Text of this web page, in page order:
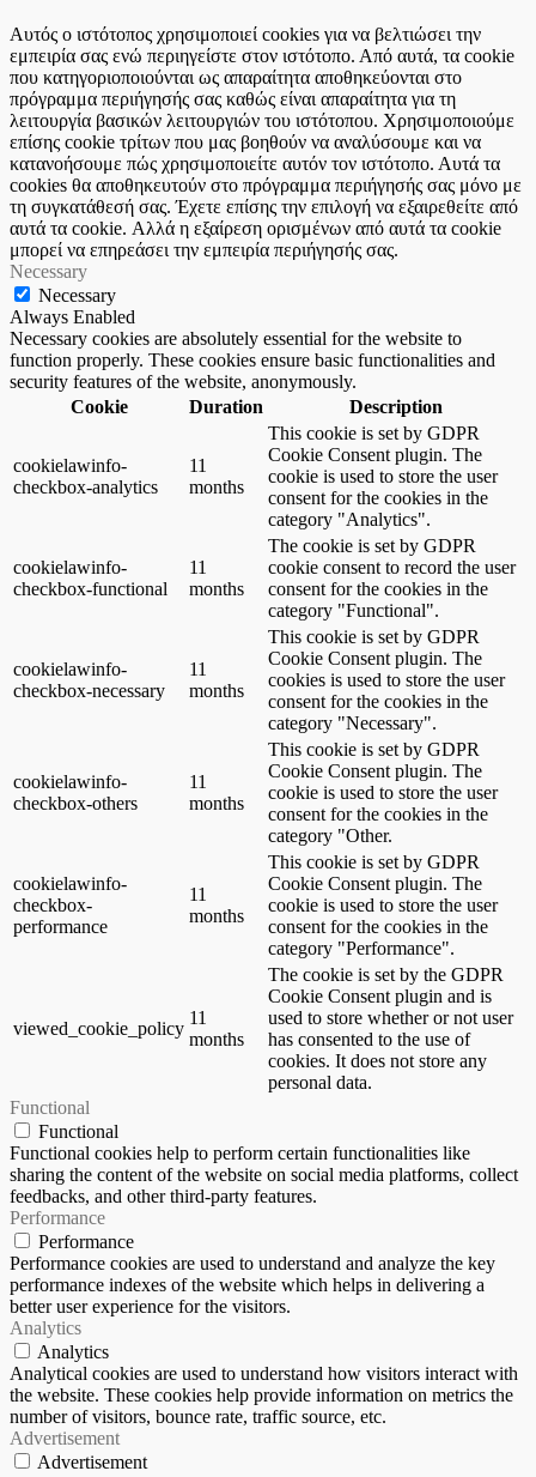
Αυτός ο ιστότοπος χρησιμοποιεί cookies για να βελτιώσει την
εμπειρία σας ενώ περιηγείστε στον ιστότοπο. Από αυτά, τα cookie
που κατηγοριοποιούνται ως απαραίτητα αποθηκεύονται στο
πρόγραμμα περιήγησής σας καθώς είναι απαραίτητα για τη
λειτουργία βασικών λειτουργιών του ιστότοπου. Χρησιμοποιούμε
επίσης cookie τρίτων που μας βοηθούν να αναλύσουμε και να
κατανοήσουμε πώς χρησιμοποιείτε αυτόν τον ιστότοπο. Αυτά τα
cookies θα αποθηκευτούν στο πρόγραμμα περιήγησής σας μόνο με
τη συγκατάθεσή σας. Έχετε επίσης την επιλογή να εξαιρεθείτε από
αυτά τα cookie. Αλλά η εξαίρεση ορισμένων από αυτά τα cookie
μπορεί να επηρεάσει την εμπειρία περιήγησής σας.
Necessary
Necessary
Always Enabled
Necessary cookies are absolutely essential for the website to
function properly. These cookies ensure basic functionalities and
security features of the website, anonymously.
Cookie
Duration Description
cookielawinfo-
checkbox-analytics
11
months
This cookie is set by GDPR
Cookie Consent plugin. The
cookie is used to store the user
consent for the cookies in the
category "Analytics".
cookielawinfo-
checkbox-functional
11
months
The cookie is set by GDPR
cookie consent to record the user
consent for the cookies in the
category "Functional".
cookielawinfo-
checkbox-necessary
11
months
This cookie is set by GDPR
Cookie Consent plugin. The
cookies is used to store the user
consent for the cookies in the
category "Necessary".
cookielawinfo-
checkbox-others
11
months
This cookie is set by GDPR
Cookie Consent plugin. The
cookie is used to store the user
consent for the cookies in the
category "Other.
cookielawinfo-
checkbox-
performance
11
months
This cookie is set by GDPR
Cookie Consent plugin. The
cookie is used to store the user
consent for the cookies in the
category "Performance".
viewed_cookie_policy
11
months
The cookie is set by the GDPR
Cookie Consent plugin and is
used to store whether or not user
has consented to the use of
cookies. It does not store any
personal data.
Functional
Functional
Functional cookies help to perform certain functionalities like
sharing the content of the website on social media platforms, collect
feedbacks, and other third-party features.
Performance
Performance
Performance cookies are used to understand and analyze the key
performance indexes of the website which helps in delivering a
better user experience for the visitors.
Analytics
Analytics
Analytical cookies are used to understand how visitors interact with
the website. These cookies help provide information on metrics the
number of visitors, bounce rate, traffic source, etc.
Advertisement
Advertisement